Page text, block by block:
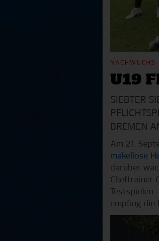
NACHWUCHS
U19
SIEBTER
BREMEN
Am 21.
makellose
darüber
Cheftrainer
empfing die